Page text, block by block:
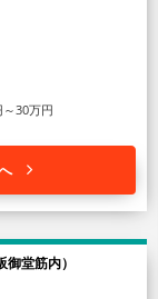
30万円
堂筋内）